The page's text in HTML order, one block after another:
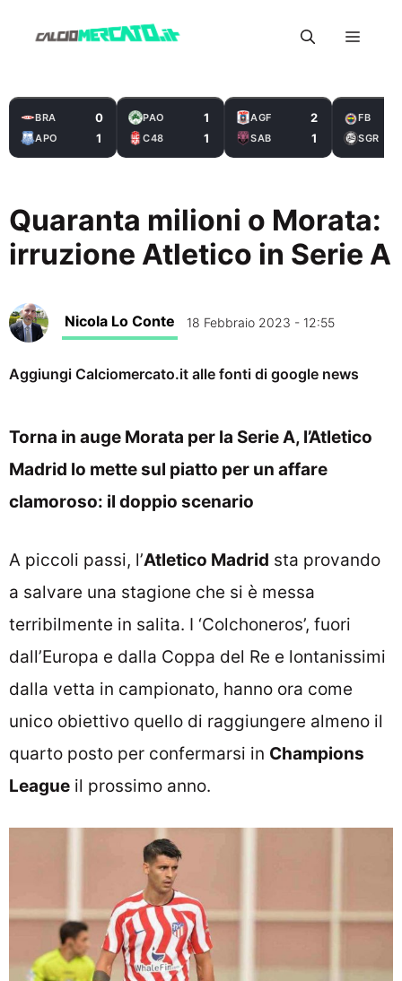
Menu
BRA 0
APO 1
PAO 1
C48 1
AGF 2
SAB 1
FB
SGR
Quaranta milioni o Morata:
irruzione Atletico in Serie A
Nicola Lo Conte 18 Febbraio 2023 - 12:55
Aggiungi Calciomercato.it alle fonti di google news
Torna in auge Morata per la Serie A, l’Atletico
Madrid lo mette sul piatto per un affare
clamoroso: il doppio scenario
A piccoli passi, l’Atletico Madrid sta provando
a salvare una stagione che si è messa
terribilmente in salita. I ‘Colchoneros’, fuori
dall’Europa e dalla Coppa del Re e lontanissimi
dalla vetta in campionato, hanno ora come
unico obiettivo quello di raggiungere almeno il
quarto posto per confermarsi in Champions
League il prossimo anno.